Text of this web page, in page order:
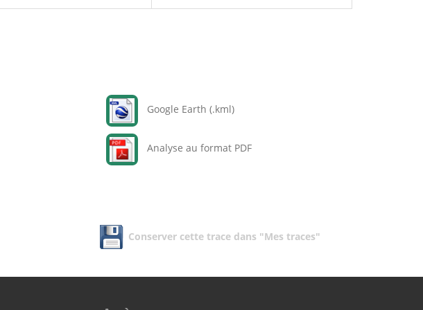
Google Earth (.kml)
Analyse au format PDF
Conserver cette trace dans "Mes traces"